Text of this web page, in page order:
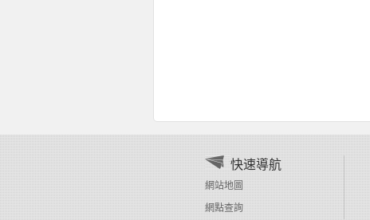
快速導航
網站地圖
網點查詢